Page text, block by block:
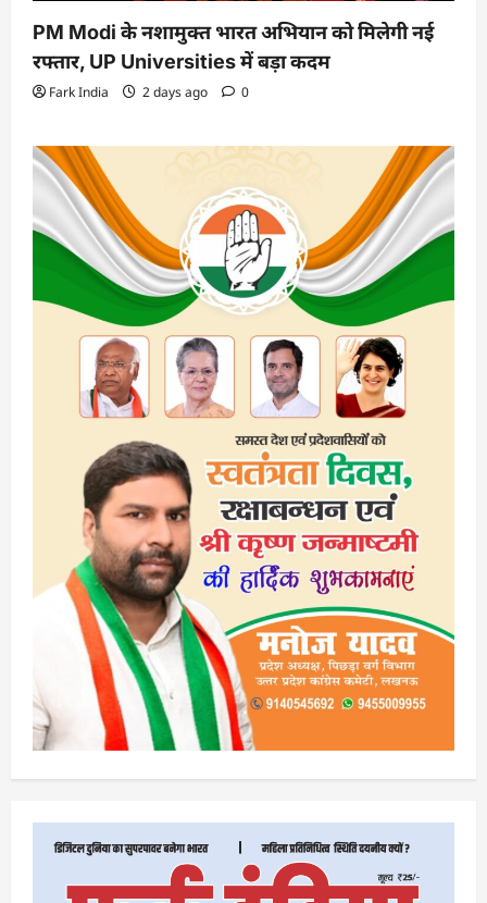
PM Modi के नशामुक्त भारत अभियान को मिलेगी नई
रफ्तार, UP Universities में बड़ा कदम
Fark India 2 days ago 0